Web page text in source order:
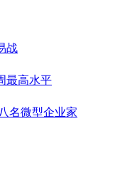
战
最高水平
名微型企业家